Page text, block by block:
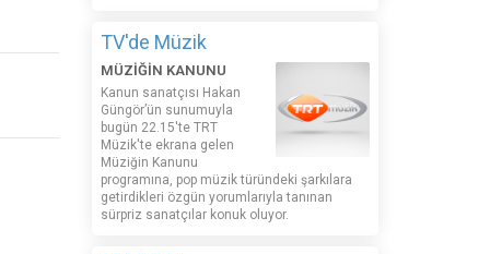
TV'de Müzik
MÜZİĞİN KANUNU
Kanun sanatçısı Hakan
Güngör’ün sunumuyla
bugün 22.15'te TRT
Müzik'te ekrana gelen
Müziğin Kanunu
programına, pop müzik türündeki şarkılara
getirdikleri özgün yorumlarıyla tanınan
sürpriz sanatçılar konuk oluyor.